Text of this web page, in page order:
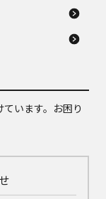
います。お困り